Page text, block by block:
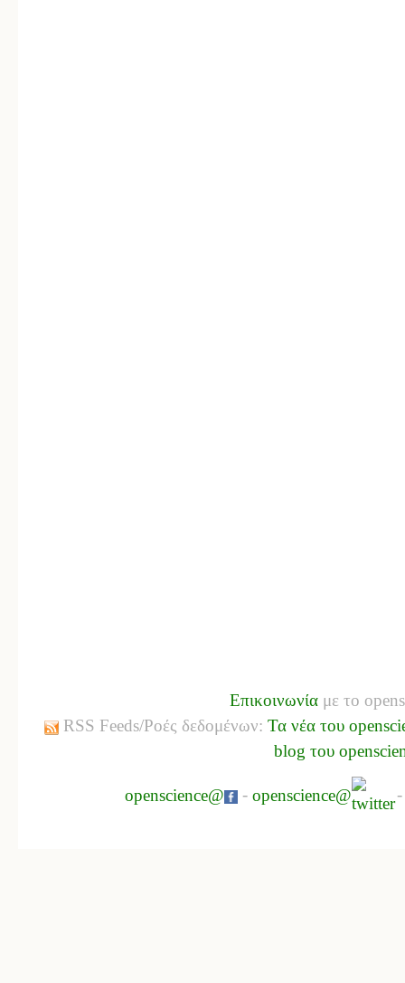
Επικοινωνία με το
RSS Feeds/Ροές δεδομένων: Τα νέα του
blog του
openscience@ - openscience@